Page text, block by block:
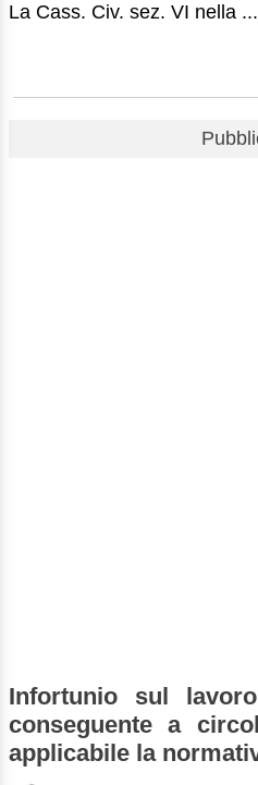
La Cass. Civ. sez. VI nella ...
Infortunio sul
conseguente a
applicabile la